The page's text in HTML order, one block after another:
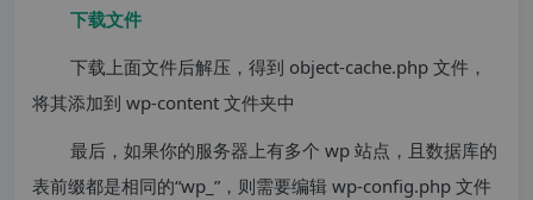
下载文件
下载上面文件后解压，得到 object-cache.php 文件，
将其添加到 wp-content 文件夹中
最后，如果你的服务器上有多个 wp 站点，且数据库的
表前缀都是相同的“wp_”，则需要编辑 wp-config.php 文件